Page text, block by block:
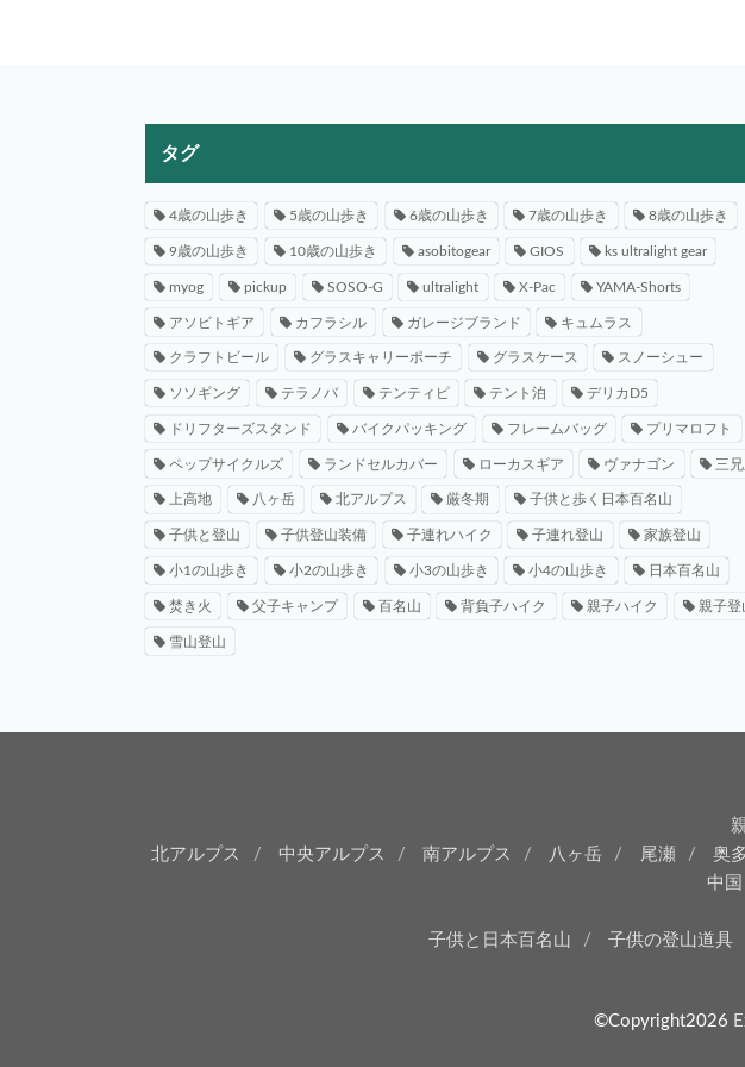
タグ
4歳の山歩き 5歳の山歩き 6歳の山歩き 7歳の山歩き 8歳の山歩き
9歳の山歩き 10歳の山歩き asobitogear GIOS ks ultralight gear
myog pickup SOSO-G ultralight X-Pac YAMA-Shorts
アソビトギア カフラシル ガレージブランド キュムラス
クラフトビール グラスキャリーポーチ グラスケース スノーシュー
ソソギング テラノバ テンティピ テント泊 デリカD5
ドリフターズスタンド バイクパッキング フレームバッグ プリマロフト
ペップサイクルズ ランドセルカバー ローカスギア ヴァナゴン 三
上高地 八ヶ岳 北アルプス 厳冬期 子供と歩く日本百名山
子供と登山 子供登山装備 子連れハイク 子連れ登山 家族登山
小1の山歩き 小2の山歩き 小3の山歩き 小4の山歩き 日本百名山
焚き火 父子キャンプ 百名山 背負子ハイク 親子ハイク 親子登
雪山登山
北アルプス
中央アルプス 南アルプス 八ヶ岳 尾瀬 奥
中
子供と日本百名山 子供の登山道具
©Copyright2026